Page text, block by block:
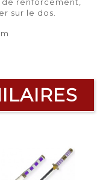
sur le dos.